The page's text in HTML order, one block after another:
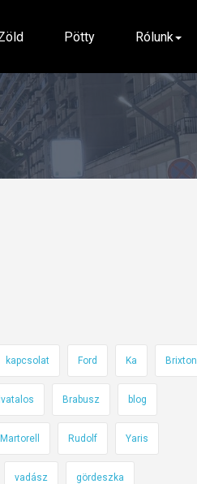
Pötty Rólunk
kapcsolat Ford Ka Brixton
Brabusz blog
Martorell Rudolf Yaris
vadász gördeszka